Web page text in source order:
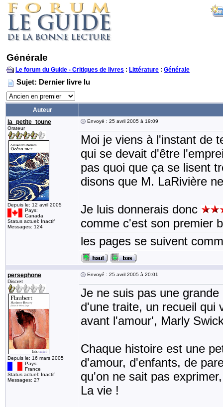
Générale
Le forum du Guide - Critiques de livres : Littérature : Générale
Sujet: Dernier livre lu
Auteur
la_petite_toune
Orateur
Depuis le: 12 avril 2005
Pays:
Canada
Status actuel: Inactif
Messages: 124
Envoyé : 25 avril 2005 à 19:09
Moi je viens à l'instant de
qui se devait d'être
pas quoi que ça se lisent
disons que M. LaRivière
Je luis donnerais donc
comme c'est son premier
les pages se suivent
persephone
Discret
Depuis le: 16 mars 2005
Pays:
France
Status actuel: Inactif
Messages: 27
Envoyé : 25 avril 2005 à 20:01
Je ne suis pas une
d'une traite, un recueil qui
avant l'amour', Marly
Chaque histoire est une
d'amour, d'enfants, de
qu'on ne sait pas
La vie !